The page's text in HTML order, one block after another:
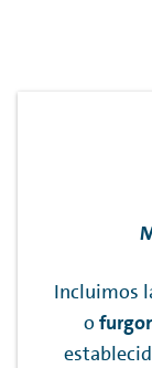
Incluimos
o